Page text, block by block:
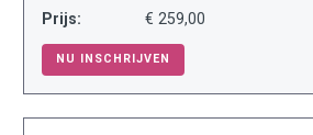
Prijs: € 259,00
NU INSCHRIJVEN